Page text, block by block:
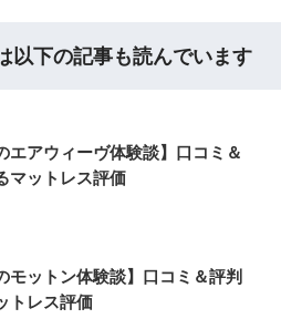
以下の記事も読んでいます
エアウィーヴ体験談】口コミ＆
マットレス評価
モットン体験談】口コミ＆評判
トレス評価